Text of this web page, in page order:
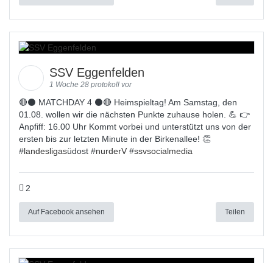
SSV Eggenfelden
1 Woche 28 protokoll vor
🔴⚫ MATCHDAY 4 ⚫🔴 Heimspieltag! Am Samstag, den
01.08. wollen wir die nächsten Punkte zuhause holen. 💪 👉
Anpfiff: 16.00 Uhr Kommt vorbei und unterstützt uns von der
ersten bis zur letzten Minute in der Birkenallee! 👏
#landesligasüdost #nurderV #ssvsocialmedia
2
Auf Facebook ansehen Teilen